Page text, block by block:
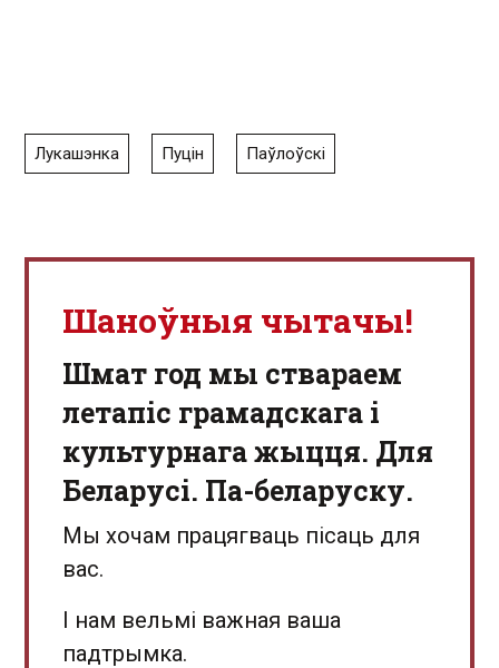
Лукашэнка Пуцін Паўлоўскі
Шаноўныя чытачы!
Шмат год мы ствараем
летапіс грамадскага і
культурнага жыцця. Для
Беларусі. Па-беларуску.
Мы хочам працягваць пісаць для
вас.
І нам вельмі важная ваша
падтрымка.